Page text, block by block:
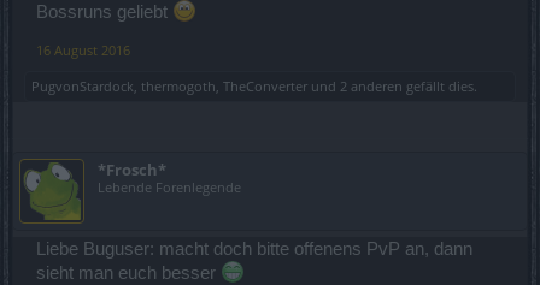
Bossruns geliebt
16 August 2016
PugvonStardock thermogoth TheConverter und 2 anderen gefällt dies.
*Frosch*
Lebende Forenlegende
Liebe Buguser: macht doch bitte offenens PvP an, dann
sieht man euch besser